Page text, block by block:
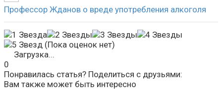
Профессор Жданов о вреде употребления алкоголя
(Пока оценок нет)
Загрузка...
0
Понравилась статья? Поделиться с друзьями:
Вам также может быть интересно